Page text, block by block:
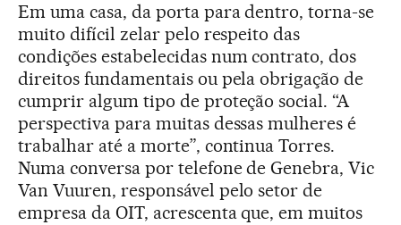
Em uma casa, da porta para dentro, torna-se
muito difícil zelar pelo respeito das
condições estabelecidas num contrato, dos
direitos fundamentais ou pela obrigação de
cumprir algum tipo de proteção social. “A
perspectiva para muitas dessas mulheres é
trabalhar até a morte”, continua Torres.
Numa conversa por telefone de Genebra, Vic
Van Vuuren, responsável pelo setor de
empresa da OIT, acrescenta que, em muitos